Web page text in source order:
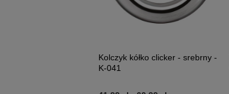
Kolczyk kółko clicker - srebrny -
K-041